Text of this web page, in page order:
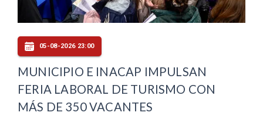
05-08-2026 23:00
MUNICIPIO E INACAP IMPULSAN
FERIA LABORAL DE TURISMO CON
MÁS DE 350 VACANTES